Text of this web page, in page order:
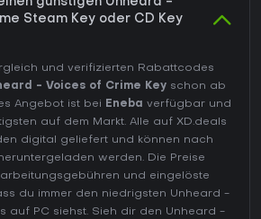
günstigen Unheard -
Steam Key oder CD Key
und verifizierten Rabattcodes
- Voices of Crime Key schon ab
Angebot ist bei Eneba verfügbar und
auf dem Markt. Alle auf XD.deals
digital geliefert und können nach
werden. Die Preise
und eingelöste
du immer den niedrigsten Unheard -
auf PC siehst. Sieh dir den Unheard -